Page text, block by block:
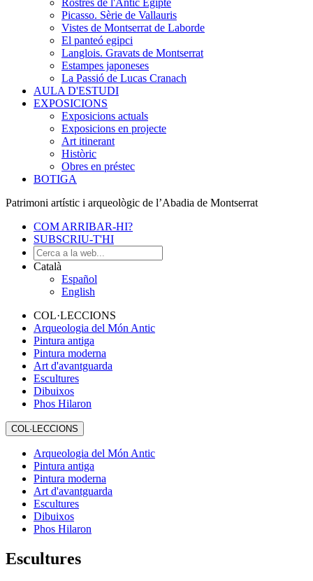
Rostres de l'Antic Egipte
Picasso. Sèrie de Vallauris
Vistes de Montserrat de Laborde
El panteó egipci
Langlois. Gravats de Montserrat
Estampes japoneses
La Passió de Lucas Cranach
AULA D'ESTUDI
EXPOSICIONS
Exposicions actuals
Exposicions en projecte
Art itinerant
Històric
Obres en préstec
BOTIGA
Patrimoni artístic i arqueològic de l’Abadia de Montserrat
COM ARRIBAR-HI?
SUBSCRIU-T'HI
Català
Español
English
COL·LECCIONS
Arqueologia del Món Antic
Pintura antiga
Pintura moderna
Art d'avantguarda
Escultures
Dibuixos
Phos Hilaron
COL·LECCIONS
Arqueologia del Món Antic
Pintura antiga
Pintura moderna
Art d'avantguarda
Escultures
Dibuixos
Phos Hilaron
Escultures